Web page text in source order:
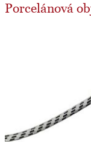
Porcelánová